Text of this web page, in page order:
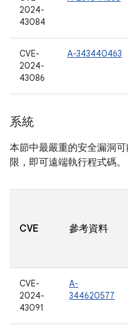
2024-
43084
CVE-
2024-
43086
A-343440463
系統
本節中最嚴重的安全漏洞
限，即可遠端執行程式碼。
CVE 參考資料
CVE-
2024-
43091
A-
344620577